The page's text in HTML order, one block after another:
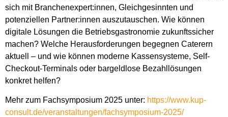
sich mit Branchenexpert:innen, Gleichgesinnten und
potenziellen Partner:innen auszutauschen. Wie können
digitale Lösungen die Betriebsgastronomie zukunftssicher
machen? Welche Herausforderungen begegnen Caterern
aktuell – und wie können moderne Kassensysteme, Self-
Checkout-Terminals oder bargeldlose Bezahllösungen
konkret helfen?
Mehr zum Fachsymposium 2025 unter: https://www.kup-
consult.de/veranstaltungen/fachsymposium-2025/